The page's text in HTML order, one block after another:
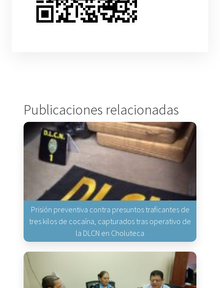
Publicaciones relacionadas
Prisión preventiva contra presuntos traficantes de
tres kilos de cocaína, capturados tras operativo de
la DLCN en Choluteca